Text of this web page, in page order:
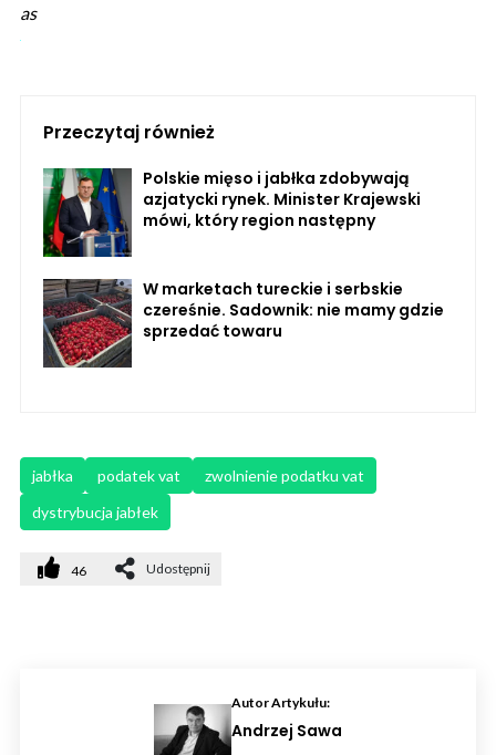
as
Przeczytaj również
Polskie mięso i jabłka zdobywają
azjatycki rynek. Minister Krajewski
mówi, który region następny
W marketach tureckie i serbskie
czereśnie. Sadownik: nie mamy gdzie
sprzedać towaru
jabłka podatek vat
zwolnienie podatku vat
dystrybucja jabłek
46 Udostępnij
Autor Artykułu:
Andrzej Sawa